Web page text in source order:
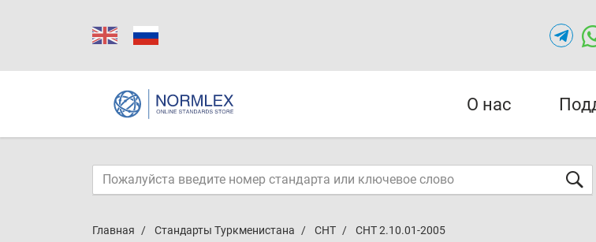
О нас
Главная Стандарты Туркменистана СНТ СНТ 2.10.01-2005